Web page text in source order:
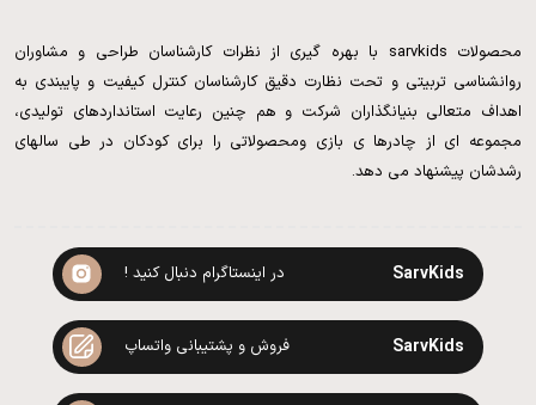
محصولات sarvkids با بهره گیری از نظرات کارشناسان طراحی و مشاوران
روانشناسی تربیتی و تحت نظارت دقیق کارشناسان کنترل کیفیت و پایبندی به
اهداف متعالی بنیانگذاران شرکت و هم چنین رعایت استانداردهای تولیدی،
مجموعه ای از چادرها ی بازی ومحصولاتی را برای کودکان در طی سالهای
رشدشان پیشنهاد می دهد.
SarvKids در اینستاگرام دنبال کنید !
SarvKids فروش و پشتیبانی واتساپ